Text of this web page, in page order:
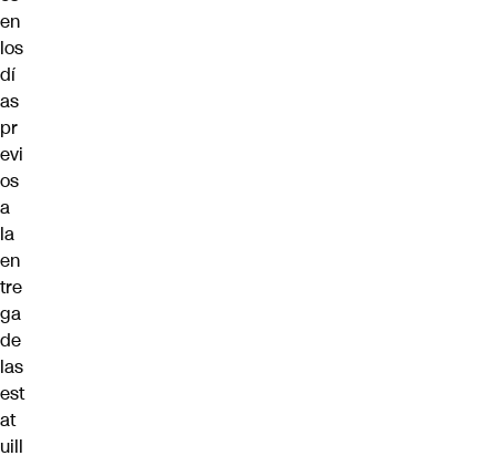
en
los
dí
as
pr
evi
os
a
la
en
tre
ga
de
las
est
at
uill